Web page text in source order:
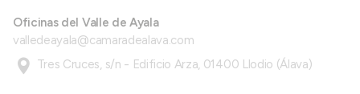
Oficinas del Valle de Ayala
valledeayala@camaradealava.com
Tres Cruces, s/n - Edificio Arza, 01400 Llodio (Álava)